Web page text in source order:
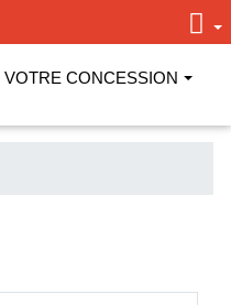
VOTRE CONCESSION